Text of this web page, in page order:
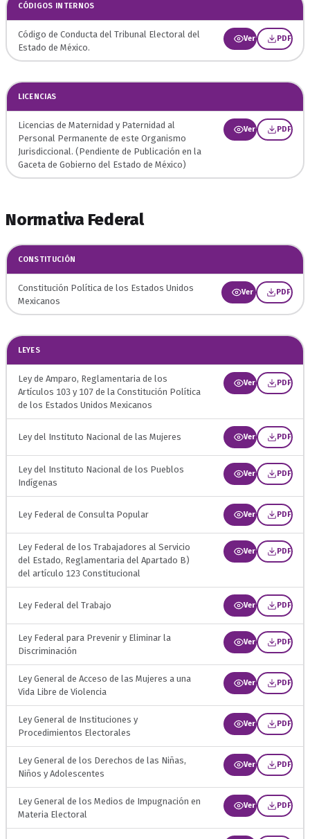
CÓDIGOS INTERNOS
Código de Conducta del Tribunal Electoral del
Estado de México.
Ver PDF
LICENCIAS
Licencias de Maternidad y Paternidad al
Personal Permanente de este Organismo
Jurisdiccional. (Pendiente de Publicación en la
Gaceta de Gobierno del Estado de México)
Ver PDF
Normativa Federal
CONSTITUCIÓN
Constitución Política de los Estados Unidos
Mexicanos
Ver PDF
LEYES
Ley de Amparo, Reglamentaria de los
Artículos 103 y 107 de la Constitución Política
de los Estados Unidos Mexicanos
Ver PDF
Ley del Instituto Nacional de las Mujeres Ver PDF
Ley del Instituto Nacional de los Pueblos
Indígenas
Ver PDF
Ley Federal de Consulta Popular Ver PDF
Ley Federal de los Trabajadores al Servicio
del Estado, Reglamentaria del Apartado B)
del artículo 123 Constitucional
Ver PDF
Ley Federal del Trabajo Ver PDF
Ley Federal para Prevenir y Eliminar la
Discriminación
Ver PDF
Ley General de Acceso de las Mujeres a una
Vida Libre de Violencia
Ver PDF
Ley General de Instituciones y
Procedimientos Electorales
Ver PDF
Ley General de los Derechos de las Niñas,
Niños y Adolescentes
Ver PDF
Ley General de los Medios de Impugnación en
Materia Electoral
Ver PDF